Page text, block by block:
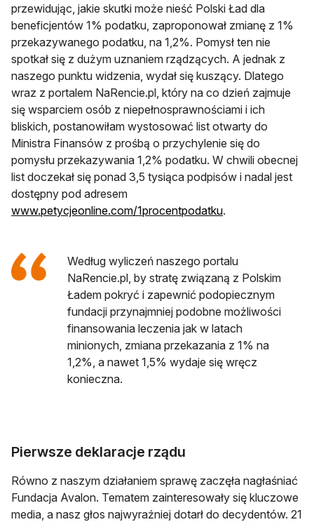
przewidując, jakie skutki może nieść Polski Ład dla
beneficjentów 1% podatku, zaproponował zmianę z 1%
przekazywanego podatku, na 1,2%. Pomysł ten nie
spotkał się z dużym uznaniem rządzących. A jednak z
naszego punktu widzenia, wydał się kuszący. Dlatego
wraz z portalem NaRencie.pl, który na co dzień zajmuje
się wsparciem osób z niepełnosprawnościami i ich
bliskich, postanowiłam wystosować list otwarty do
Ministra Finansów z prośbą o przychylenie się do
pomysłu przekazywania 1,2% podatku. W chwili obecnej
list doczekał się ponad 3,5 tysiąca podpisów i nadal jest
dostępny pod adresem
www.petycjeonline.com/1procentpodatkuotwiera się w
.
Według wyliczeń naszego portalu
NaRencie.pl, by stratę związaną z Polskim
Ładem pokryć i zapewnić podopiecznym
fundacji przynajmniej podobne możliwości
finansowania leczenia jak w latach
minionych, zmiana przekazania z 1% na
1,2%, a nawet 1,5% wydaje się wręcz
konieczna.
Pierwsze deklaracje rządu
Równo z naszym działaniem sprawę zaczęła nagłaśniać
Fundacja Avalon. Tematem zainteresowały się kluczowe
media, a nasz głos najwyraźniej dotarł do decydentów. 21